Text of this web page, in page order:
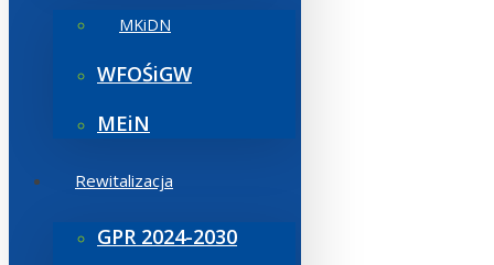
MKiDN
WFOŚiGW
MEiN
Rewitalizacja
GPR 2024-2030